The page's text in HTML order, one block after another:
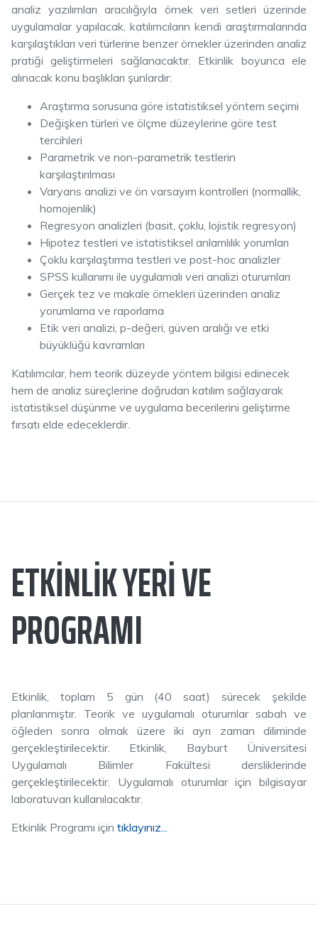
analiz yazılımları aracılığıyla örnek veri setleri üzerinde
uygulamalar yapılacak, katılımcıların kendi araştırmalarında
karşılaştıkları veri türlerine benzer örnekler üzerinden analiz
pratiği geliştirmeleri sağlanacaktır. Etkinlik boyunca ele
alınacak konu başlıkları şunlardır:
Araştırma sorusuna göre istatistiksel yöntem seçimi
Değişken türleri ve ölçme düzeylerine göre test
tercihleri
Parametrik ve non-parametrik testlerin
karşılaştırılması
Varyans analizi ve ön varsayım kontrolleri (normallik,
homojenlik)
Regresyon analizleri (basit, çoklu, lojistik regresyon)
Hipotez testleri ve istatistiksel anlamlılık yorumları
Çoklu karşılaştırma testleri ve post-hoc analizler
SPSS kullanımı ile uygulamalı veri analizi oturumları
Gerçek tez ve makale örnekleri üzerinden analiz
yorumlama ve raporlama
Etik veri analizi, p-değeri, güven aralığı ve etki
büyüklüğü kavramları
Katılımcılar, hem teorik düzeyde yöntem bilgisi edinecek
hem de analiz süreçlerine doğrudan katılım sağlayarak
istatistiksel düşünme ve uygulama becerilerini geliştirme
fırsatı elde edeceklerdir.
ETKINLIK YERI VE
PROGRAMI
Etkinlik, toplam 5 gün (40 saat) sürecek şekilde
planlanmıştır. Teorik ve uygulamalı oturumlar sabah ve
öğleden sonra olmak üzere iki ayrı zaman diliminde
gerçekleştirilecektir. Etkinlik, Bayburt Üniversitesi
Uygulamalı Bilimler Fakültesi dersliklerinde
gerçekleştirilecektir. Uygulamalı oturumlar için bilgisayar
laboratuvarı kullanılacaktır.
Etkinlik Programı için tıklayınız...